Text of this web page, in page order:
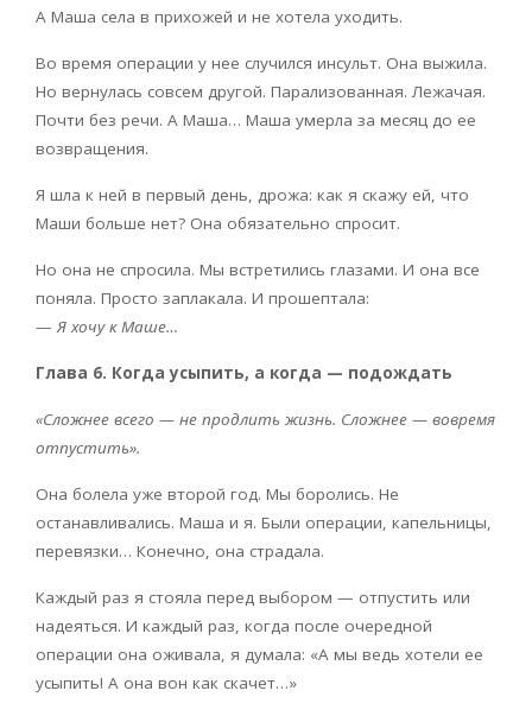
А Маша села в прихожей и не хотела уходить.
Во время операции у нее случился инсульт. Она выжила.
Но вернулась совсем другой. Парализованная. Лежачая.
Почти без речи. А Маша… Маша умерла за месяц до ее
возвращения.
Я шла к ней в первый день, дрожа: как я скажу ей, что
Маши больше нет? Она обязательно спросит.
Но она не спросила. Мы встретились глазами. И она все
поняла. Просто заплакала. И прошептала:
—Я хочу к Маше…
Глава 6. Когда усыпить, а когда — подождать
«Сложнее всего — не продлить жизнь. Сложнее — вовремя
отпустить».
Она болела уже второй год. Мы боролись. Не
останавливались. Маша и я. Были операции, капельницы,
перевязки… Конечно, она страдала.
Каждый раз я стояла перед выбором — отпустить или
надеяться. И каждый раз, когда после очередной
операции она оживала, я думала: «А мы ведь хотели ее
усыпить! А она вон как скачет…»